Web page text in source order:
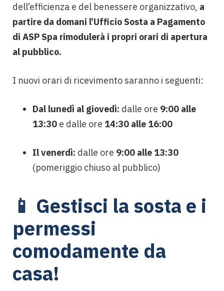
dell’efficienza e del benessere organizzativo, a
partire da domani l’Ufficio Sosta a Pagamento
di ASP Spa rimodulerà i propri orari di apertura
al pubblico.
I nuovi orari di ricevimento saranno i seguenti:
Dal lunedì al giovedì: dalle ore 9:00 alle
13:30 e dalle ore 14:30 alle 16:00
Il venerdì: dalle ore 9:00 alle 13:30
(pomeriggio chiuso al pubblico)
📱 Gestisci la sosta e i
permessi
comodamente da
casa!